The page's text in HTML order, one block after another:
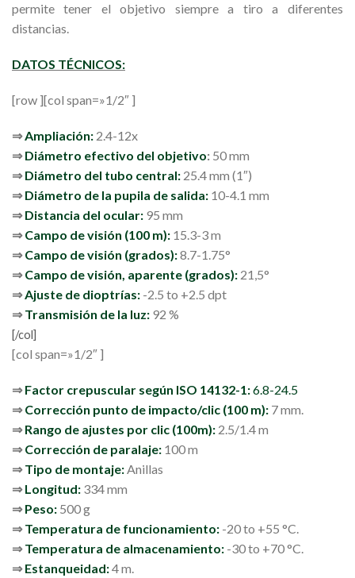
permite tener el objetivo siempre a tiro a diferentes
distancias.
DATOS TÉCNICOS:
[row ][col span=»1/2″ ]
⇒Ampliación: 2.4-12x
⇒Diámetro efectivo del objetivo: 50mm
⇒Diámetro del tubo central: 25.4 mm (1″)
⇒Diámetro de la pupila de salida: 10-4.1 mm
⇒Distancia del ocular: 95 mm
⇒Campo de visión (100 m): 15.3-3 m
⇒Campo de visión (grados):8.7-1.75°
⇒Campo de visión, aparente (grados): 21,5°
⇒Ajuste de dioptrías: -2.5 to +2.5 dpt
⇒Transmisión de la luz: 92 %
[/col]
[col span=»1/2″ ]
⇒Factor crepuscular según ISO 14132-1:6.8-24.5
⇒Corrección punto de impacto/clic (100 m): 7 mm.
⇒Rango de ajustes por clic (100m): 2.5/1.4 m
⇒Corrección de paralaje: 100 m
⇒Tipo de montaje:Anillas
⇒Longitud: 334 mm
⇒Peso: 500 g
⇒Temperatura de funcionamiento: -20 to +55 °C.
⇒Temperatura de almacenamiento: -30 to +70 °C.
⇒Estanqueidad:4 m.